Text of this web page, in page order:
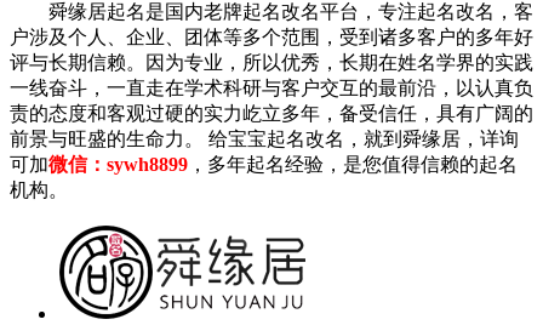
舜缘居起名是国内老牌起名改名平台，专注起名改名，客
户涉及个人、企业、团体等多个范围，受到诸多客户的多年好
评与长期信赖。因为专业，所以优秀，长期在姓名学界的实践
一线奋斗，一直走在学术科研与客户交互的最前沿，以认真负
责的态度和客观过硬的实力屹立多年，备受信任，具有广阔的
前景与旺盛的生命力。 给宝宝起名改名，就到舜缘居，详询
可加微信：sywh8899 ，多年起名经验，是您值得信赖的起名
机构。